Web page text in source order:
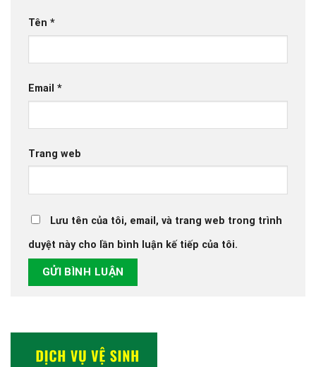
Tên *
Email *
Trang web
Lưu tên của tôi, email, và trang web trong trình
duyệt này cho lần bình luận kế tiếp của tôi.